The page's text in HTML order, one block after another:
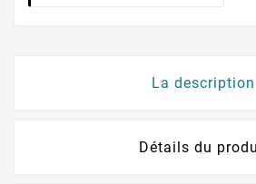
La description
Détails du